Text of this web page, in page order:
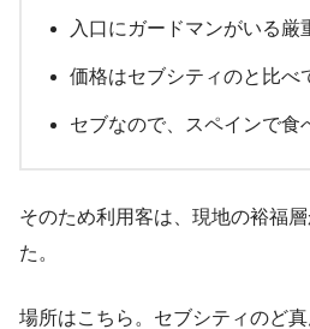
入口にガードマンがいる厳
価格はセブシティのと比べ
セブなので、スペインで食
そのため利用客は、現地の裕福
た。
場所はこちら。セブシティのど真